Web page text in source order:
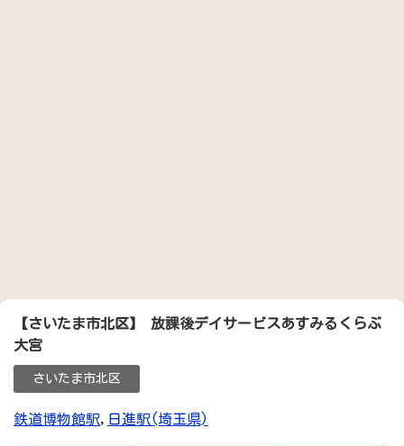
【さいたま市北区】 放課後デイサービスあすみるくらぶ
大宮
さいたま市北区
鉄道博物館駅, 日進駅(埼玉県)